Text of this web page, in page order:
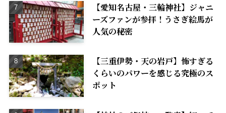
【愛知名古屋・三輪神社】ジャニ
ーズファンが参拝！うさぎ絵馬が
人気の秘密
【三重伊勢・天の岩戸】怖すぎる
くらいのパワーを感じる究極のス
ポット